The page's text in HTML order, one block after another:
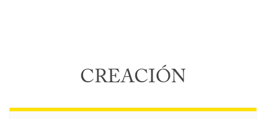
CREACIÓN